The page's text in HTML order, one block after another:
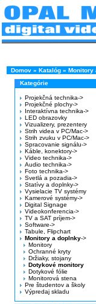
Domov » Katalóg » Monitory
Kategórie
Projekčná technika->
Projekčné plochy->
Interaktívna technika->
LED obrazovky
Vizualizery, prezentery
Strih videa v PC/Mac->
Strih zvuku v PC/Mac->
Spracovanie signálu->
Káble, konektory->
Video technika->
Audio technika->
Foto technika->
Svetlá a pozadia->
Statívy a doplnky->
Vysielacie TV systémy
Kamerové systémy->
Digital Signage
Videokonferencia->
TV a SAT príjem->
Software->
Tabule, Flipchart
Monitory a doplnky->
Monitory
Ochranné kryty
Držiaky, stojany
Dotykové monitory
Dotykové fólie
Monitorová stena
Pre študentov a školy
Výpredaj skladu